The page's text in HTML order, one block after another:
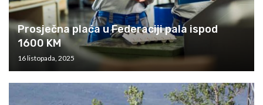
Prosječna plaća u Federaciji pala ispod
1600 KM
16 listopada, 2025